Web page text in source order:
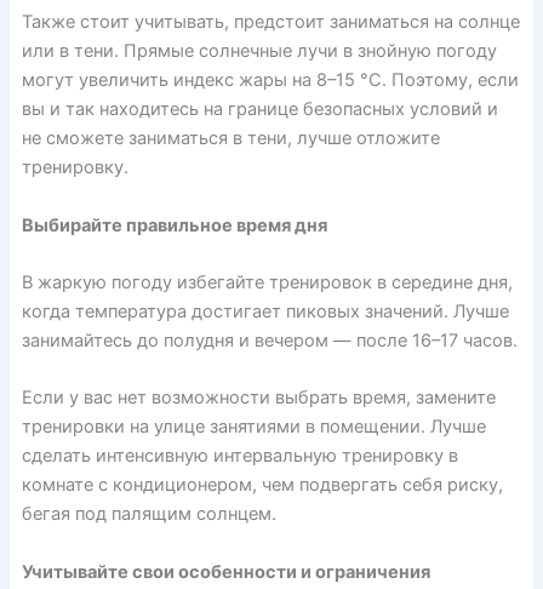
Также стоит учитывать, предстоит заниматься на солнце
или в тени. Прямые солнечные лучи в знойную погоду
могут увеличить индекс жары на 8–15 °С. Поэтому, если
вы и так находитесь на границе безопасных условий и
не сможете заниматься в тени, лучше отложите
тренировку.
Выбирайте правильное время дня
В жаркую погоду избегайте тренировок в середине дня,
когда температура достигает пиковых значений. Лучше
занимайтесь до полудня и вечером — после 16–17 часов.
Если у вас нет возможности выбрать время, замените
тренировки на улице занятиями в помещении. Лучше
сделать интенсивную интервальную тренировку в
комнате с кондиционером, чем подвергать себя риску,
бегая под палящим солнцем.
Учитывайте свои особенности и ограничения